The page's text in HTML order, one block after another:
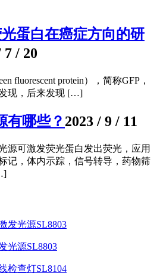
蛋白在癌症方向的研
7 / 20
fluorescent protein），简称GFP，
现，后来发现 […]
有哪些？ 2023 / 9 / 11
源可激发荧光蛋白发出荧光，应用
记，体内示踪，信号转导，药物筛
光源SL8803